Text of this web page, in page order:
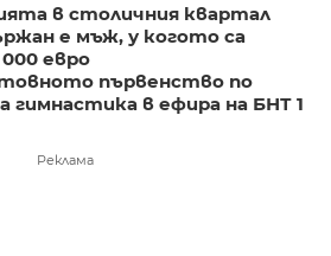
в столичния квартал
е мъж, у когото са
евро
първенство по
гимнастика в ефира на БНТ 1
Реклама